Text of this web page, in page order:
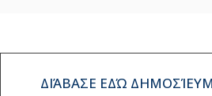
ΔΙΆΒΑΣΕ ΕΔΏ